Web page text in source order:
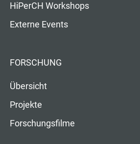
HiPerCH Workshops
Externe Events
FORSCHUNG
Übersicht
Projekte
Forschungsfilme